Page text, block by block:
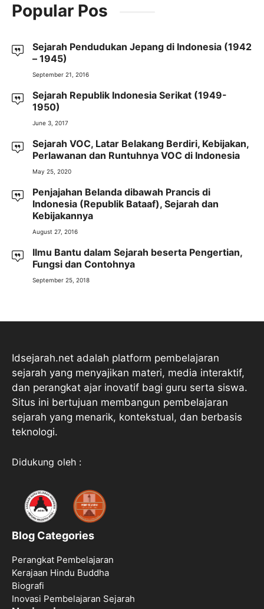
Popular Pos
Sejarah Pendudukan Jepang di Indonesia (1942
– 1945)
September 21, 2016
Sejarah Republik Indonesia Serikat (1949-
1950)
June 3, 2017
Sejarah VOC, Latar Belakang Berdiri, Kebijakan,
Perlawanan dan Runtuhnya VOC di Indonesia
May 25, 2020
Penjajahan Belanda dibawah Prancis di
Indonesia (Republik Bataaf), Sejarah dan
Kebijakannya
August 27, 2016
Ilmu Bantu dalam Sejarah beserta Pengertian,
Fungsi dan Contohnya
September 25, 2018
Idsejarah.net adalah platform pembelajaran
sejarah yang menyajikan materi, media interaktif,
dan perangkat ajar inovatif bagi guru serta siswa.
Situs ini bertujuan membangun pembelajaran
sejarah yang menarik, kontekstual, dan berbasis
teknologi.
Didukung oleh :
Blog Categories
Perangkat Pembelajaran
Kerajaan Hindu Buddha
Biografi
Inovasi Pembelajaran Sejarah